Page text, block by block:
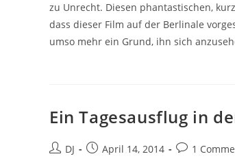
zu Unrecht. Diesen phantastischen,
dass dieser Film auf der Berlinale
umso mehr ein Grund, ihn sich
Ein Tagesausflug in
Beitrags-
DJ
BeitragApril 14, 2014
Beitrags-
1